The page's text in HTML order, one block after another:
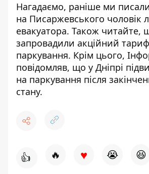
Нагадаємо, раніше ми
на Писаржевського чоловік
евакуатора. Також читайте,
запровадили акційний
паркування. Крім цього,
повідомляв, що у Дніпрі
на паркування після
стану.
👍 🔥 ♥ 😭 😆